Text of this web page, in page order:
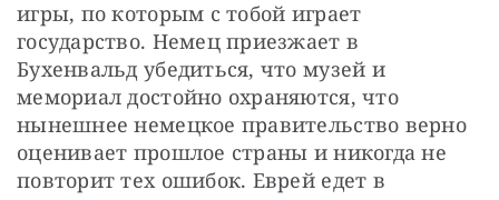
игры, по которым с тобой играет
государство. Немец приезжает в
Бухенвальд убедиться, что музей и
мемориал достойно охраняются, что
нынешнее немецкое правительство верно
оценивает прошлое страны и никогда не
повторит тех ошибок. Еврей едет в